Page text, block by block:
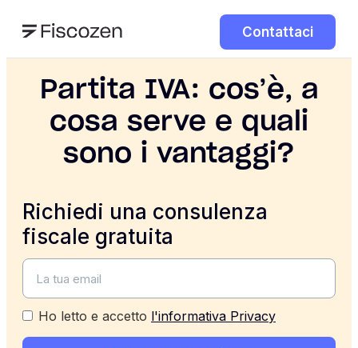
Contattaci
Partita IVA: cos’è, a
cosa serve e quali
sono i vantaggi?
Richiedi una consulenza
fiscale gratuita
Ho letto e accetto l'informativa Privacy